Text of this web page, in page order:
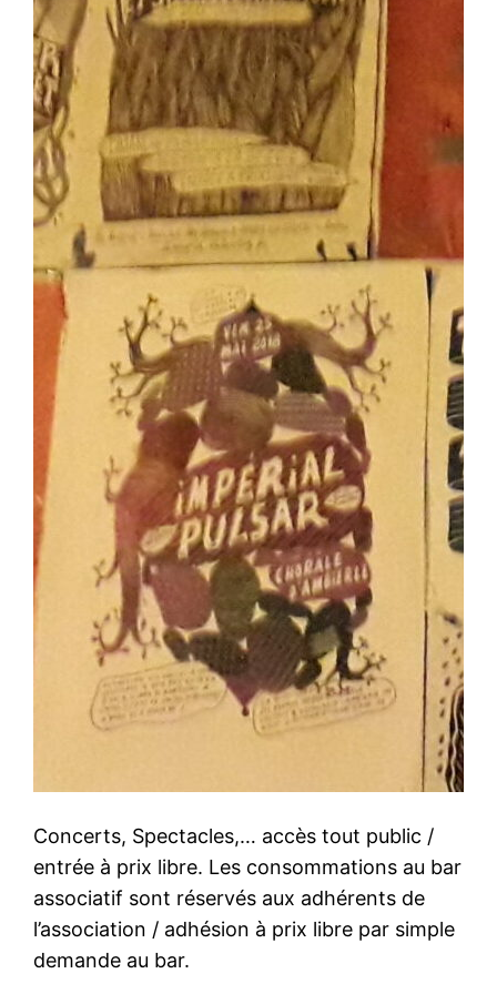
Concerts, Spectacles,… accès tout public /
entrée à prix libre. Les consommations au bar
associatif sont réservés aux adhérents de
l’association / adhésion à prix libre par simple
demande au bar.